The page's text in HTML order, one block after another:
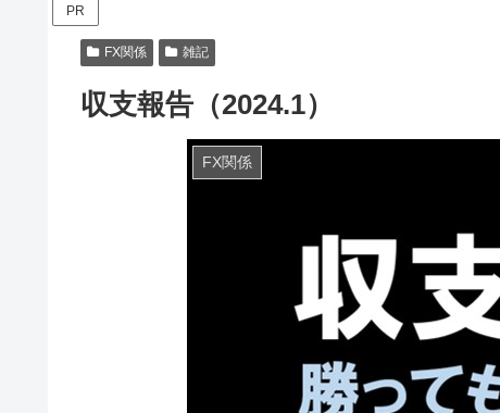
PR
FX関係 雑記
収支報告（2024.1）
FX関係